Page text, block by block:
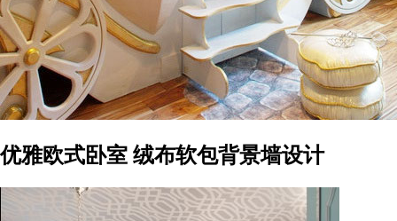
优雅欧式卧室 绒布软包背景墙设计